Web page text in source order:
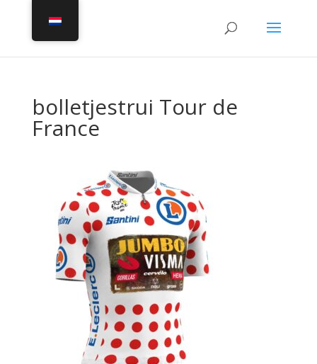
bolletjestrui Tour de
France